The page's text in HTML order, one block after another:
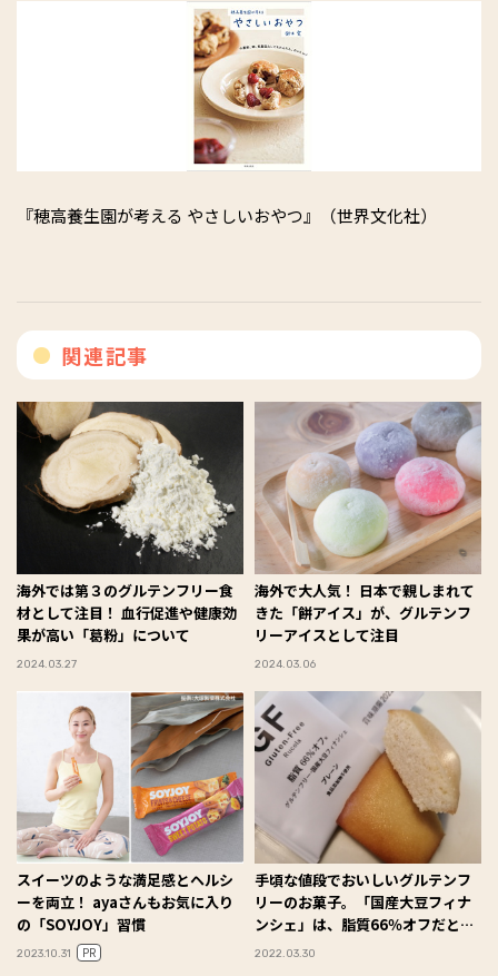
『穂高養生園が考える やさしいおやつ』（世界文化社）
関連記事
海外では第３のグルテンフリー食
材として注目！ 血行促進や健康効
果が高い「葛粉」について
2024.03.27
海外で大人気！ 日本で親しまれて
きた「餅アイス」が、グルテンフ
リーアイスとして注目
2024.03.06
スイーツのような満足感とヘルシ
ーを両立！ ayaさんもお気に入り
の「SOYJOY」習慣
2023.10.31 PR
手頃な値段でおいしいグルテンフ
リーのお菓子。「国産大豆フィナ
ンシェ」は、脂質66％オフだとは
信じられないしっとり感！
2022.03.30